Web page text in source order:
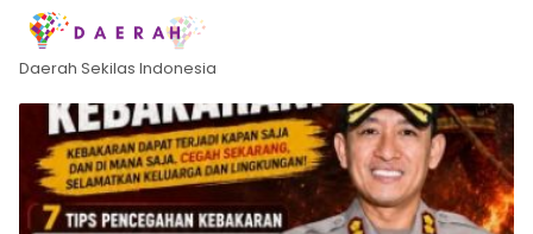
Daerah Sekilas Indonesia